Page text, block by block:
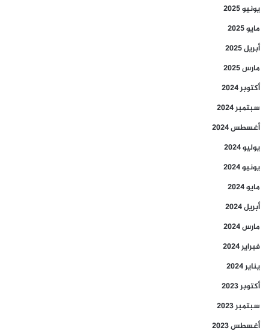
يونيو 2025
مايو 2025
أبريل 2025
مارس 2025
أكتوبر 2024
سبتمبر 2024
أغسطس 2024
يوليو 2024
يونيو 2024
مايو 2024
أبريل 2024
مارس 2024
فبراير 2024
يناير 2024
أكتوبر 2023
سبتمبر 2023
أغسطس 2023